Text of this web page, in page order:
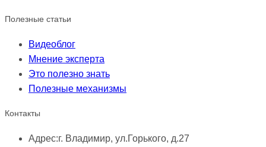
Полезные статьи
Видеоблог
Мнение эксперта
Это полезно знать
Полезные механизмы
Контакты
Адрес:г. Владимир, ул.Горького, д.27